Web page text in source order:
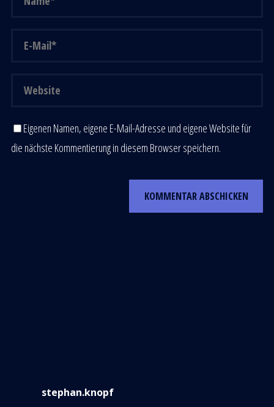
Eigenen Namen, eigene E-Mail-Adresse und eigene Website für
die nächste Kommentierung in diesem Browser speichern.
stephan.knopf